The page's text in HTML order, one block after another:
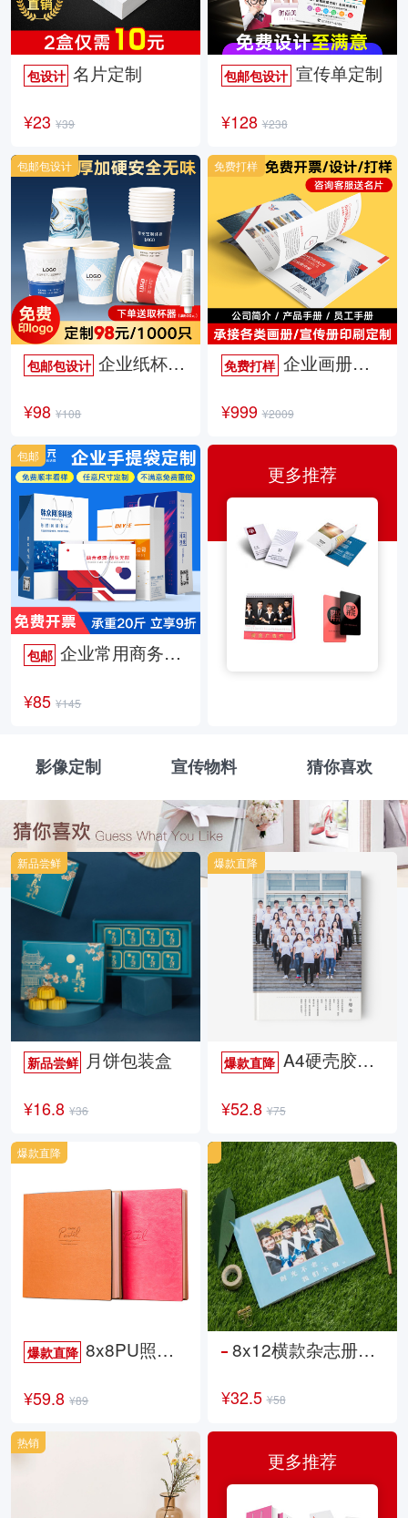
包设计 名片定制
¥23 ¥39
包邮包设计宣传单定制
¥128 ¥238
包邮包设计 企业纸杯定制
¥98 ¥108
包邮包设计
免费打样企业画册定制
¥999 ¥2009
免费打样
包邮 企业常用商务手提袋
¥85 ¥145
包邮
更多推荐
影像定制 宣传物料 猜你喜欢
新品尝鲜 月饼包装盒
¥16.8 ¥36
新品尝鲜
爆款直降A4硬壳胶装照片书34p哑膜
¥52.8 ¥75
爆款直降
爆款直降 8x8PU照片书NewLife
¥59.8 ¥89
爆款直降
8x12横款杂志册26p
¥32.5 ¥58
热销
更多推荐